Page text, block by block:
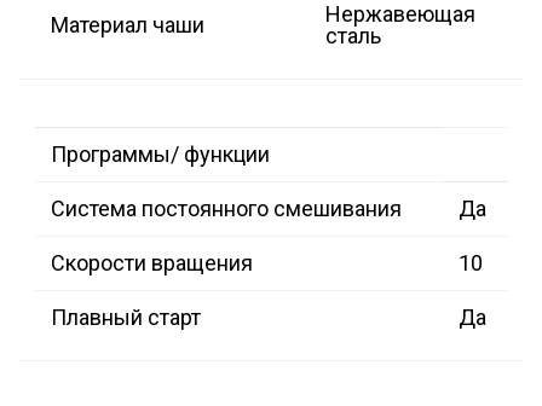
Материал чаши
Нержавеющая
сталь
Программы/ функции
Система постоянного смешивания Да
Скорости вращения 10
Плавный старт Да